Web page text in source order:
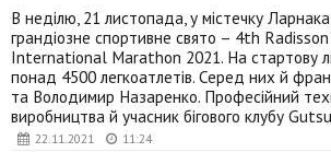
22.11.2021 11:24
В неділю, 21 листопада, у містечку Ларнака
грандіозне спортивне свято – 4th
International Marathon 2021. На стартову
понад 4500 легкоатлетів. Серед них й
та Володимир Назаренко. Професійний
виробництва й учасник бігового клубу